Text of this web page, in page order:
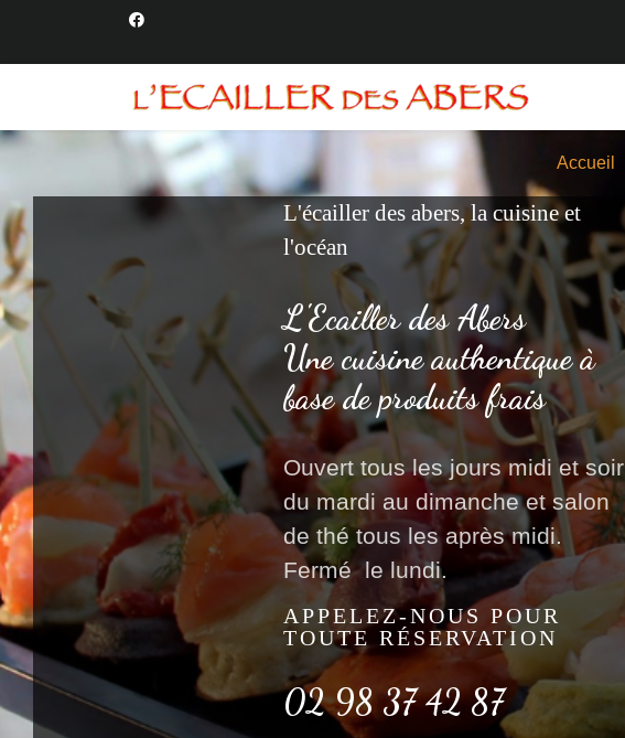
Accueil
L'écailler des abers, la cuisine et
l'océan
L'Ecailler des Abers
Une cuisine authentique à
base de produits frais
Ouvert tous les jours midi et soir
du mardi au dimanche et salon
de thé tous les après midi.
Fermé le lundi.
APPELEZ-NOUS POUR
TOUTE RÉSERVATION
02 98 37 42 87